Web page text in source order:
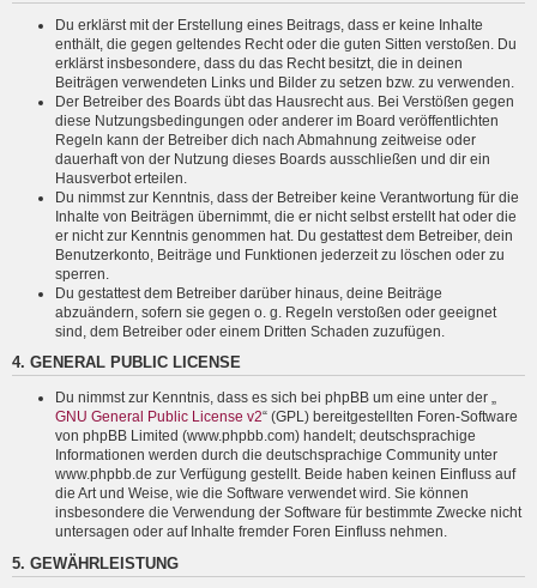
Du erklärst mit der Erstellung eines Beitrags, dass er keine Inhalte
enthält, die gegen geltendes Recht oder die guten Sitten verstoßen. Du
erklärst insbesondere, dass du das Recht besitzt, die in deinen
Beiträgen verwendeten Links und Bilder zu setzen bzw. zu verwenden.
Der Betreiber des Boards übt das Hausrecht aus. Bei Verstößen gegen
diese Nutzungsbedingungen oder anderer im Board veröffentlichten
Regeln kann der Betreiber dich nach Abmahnung zeitweise oder
dauerhaft von der Nutzung dieses Boards ausschließen und dir ein
Hausverbot erteilen.
Du nimmst zur Kenntnis, dass der Betreiber keine Verantwortung für die
Inhalte von Beiträgen übernimmt, die er nicht selbst erstellt hat oder die
er nicht zur Kenntnis genommen hat. Du gestattest dem Betreiber, dein
Benutzerkonto, Beiträge und Funktionen jederzeit zu löschen oder zu
sperren.
Du gestattest dem Betreiber darüber hinaus, deine Beiträge
abzuändern, sofern sie gegen o. g. Regeln verstoßen oder geeignet
sind, dem Betreiber oder einem Dritten Schaden zuzufügen.
4. GENERAL PUBLIC LICENSE
Du nimmst zur Kenntnis, dass es sich bei phpBB um eine unter der „
GNU General Public License v2“ (GPL) bereitgestellten Foren-Software
von phpBB Limited (www.phpbb.com) handelt; deutschsprachige
Informationen werden durch die deutschsprachige Community unter
www.phpbb.de zur Verfügung gestellt. Beide haben keinen Einfluss auf
die Art und Weise, wie die Software verwendet wird. Sie können
insbesondere die Verwendung der Software für bestimmte Zwecke nicht
untersagen oder auf Inhalte fremder Foren Einfluss nehmen.
5. GEWÄHRLEISTUNG